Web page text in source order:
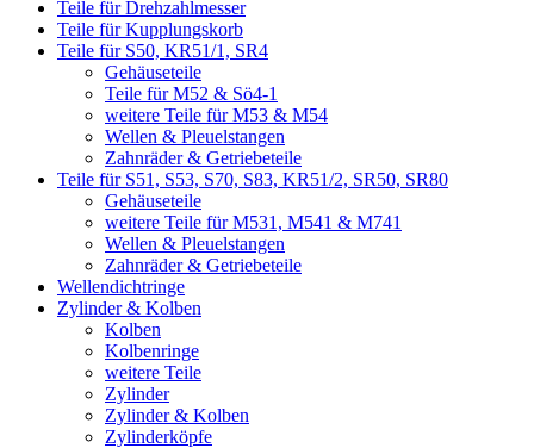
Teile für Drehzahlmesser
Teile für Kupplungskorb
Teile für S50, KR51/1, SR4
Gehäuseteile
Teile für M52 & Sö4-1
weitere Teile für M53 & M54
Wellen & Pleuelstangen
Zahnräder & Getriebeteile
Teile für S51, S53, S70, S83, KR51/2, SR50, SR80
Gehäuseteile
weitere Teile für M531, M541 & M741
Wellen & Pleuelstangen
Zahnräder & Getriebeteile
Wellendichtringe
Zylinder & Kolben
Kolben
Kolbenringe
weitere Teile
Zylinder
Zylinder & Kolben
Zylinderköpfe